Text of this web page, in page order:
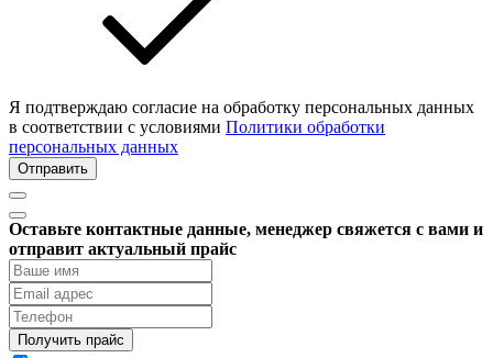
Я подтверждаю согласие на обработку персональных данных
в соответствии с условиями Политики обработки
персональных данных
Отправить
Оставьте контактные данные, менеджер свяжется с вами и
отправит актуальный прайс
Получить прайс